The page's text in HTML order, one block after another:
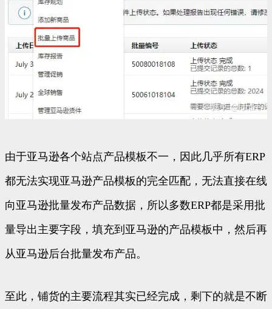
由于亚马逊各个站点产品模板不一，因此几乎所有ERP
都无法实现亚马逊产品模板的完全匹配，无法直接在线
向亚马逊批量发布产品数据，所以多数ERP都是采用批
量导出主要字段，填充到亚马逊的产品模板中，然后再
从亚马逊后台批量发布产品。
至此，铺货的主要流程其实已经完成，剩下的就是不断